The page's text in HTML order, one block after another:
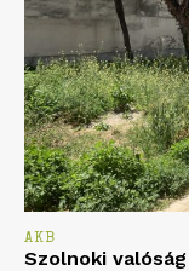
AKB
Szolnoki valóság